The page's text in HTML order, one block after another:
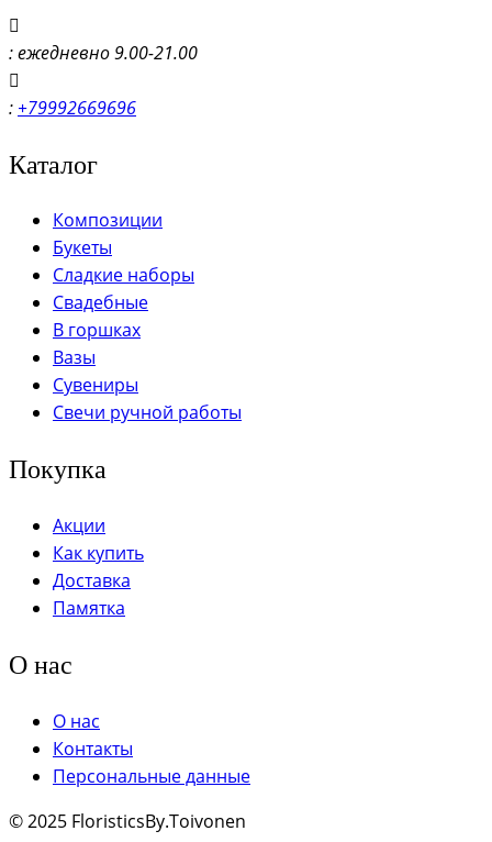
: ежедневно 9.00-21.00
: +79992669696
Каталог
Композиции
Букеты
Сладкие наборы
Свадебные
В горшках
Вазы
Сувениры
Свечи ручной работы
Покупка
Акции
Как купить
Доставка
Памятка
О нас
О нас
Контакты
Персональные данные
© 2025 FloristicsBy.Toivonen